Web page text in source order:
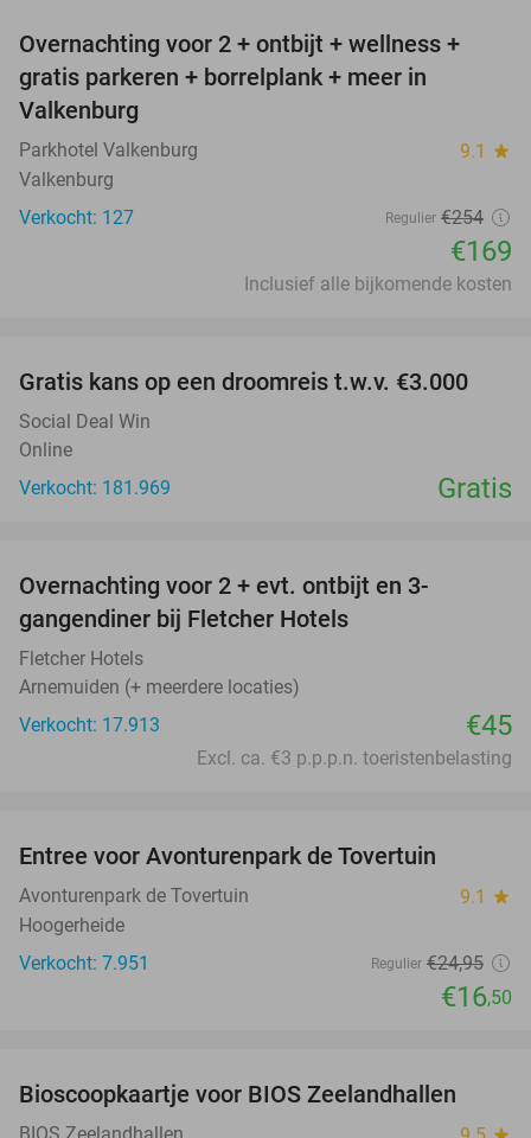
33%
Overnachting voor 2 + ontbijt + wellness +
gratis parkeren + borrelplank + meer in
Valkenburg
Parkhotel Valkenburg 9.1 star
Valkenburg
Verkocht: 127
Regulier €254
€169
Inclusief alle bijkomende kosten
Gratis kans op een droomreis t.w.v. €3.000
Social Deal Win
Online
Verkocht: 181.969
Gratis
Overnachting voor 2 + evt. ontbijt en 3-
gangendiner bij Fletcher Hotels
Fletcher Hotels
Arnemuiden (+ meerdere locaties)
Verkocht: 17.913
€45
Excl. ca. €3 p.p.p.n. toeristenbelasting
Entree voor Avonturenpark de Tovertuin
Avonturenpark de Tovertuin 9.1 star
Hoogerheide
Verkocht: 7.951
Regulier €24,95
€16,50
Bioscoopkaartje voor BIOS Zeelandhallen